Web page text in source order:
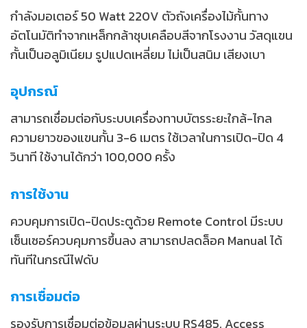
กำลังมอเตอร์ 50 Watt 220V ตัวถังเครื่องไม้กั้นทาง
อัตโนมัติทำจากเหล็กกล้าชุบเคลือบสีจากโรงงาน วัสดุแขน
กั้นเป็นอลูมิเนียม รูปแปดเหลี่ยม ไม่เป็นสนิม เสียงเบา
อุปกรณ์
สามารถเชื่อมต่อกับระบบเครื่องทาบบัตรระยะใกล้-ไกล
ความยาวของแขนกั้น 3-6 เมตร ใช้เวลาในการเปิด-ปิด 4
วินาที ใช้งานได้กว่า 100,000 ครั้ง
การใช้งาน
ควบคุมการเปิด-ปิดประตูด้วย Remote Control มีระบบ
เซ็นเซอร์ควบคุมการขึ้นลง สามารถปลดล็อค Manual ได้
ทันทีในกรณีไฟดับ
การเชื่อมต่อ
รองรับการเชื่อมต่อข้อมูลผ่านระบบ RS485, Access